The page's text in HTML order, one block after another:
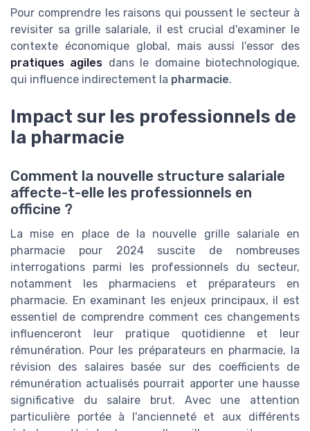
Pour comprendre les raisons qui poussent le secteur à
revisiter sa grille salariale, il est crucial d'examiner le
contexte économique global, mais aussi l'essor des
pratiques agiles dans le domaine biotechnologique,
qui influence indirectement la pharmacie.
Impact sur les professionnels de
la pharmacie
Comment la nouvelle structure salariale
affecte-t-elle les professionnels en
officine ?
La mise en place de la nouvelle grille salariale en
pharmacie pour 2024 suscite de nombreuses
interrogations parmi les professionnels du secteur,
notamment les pharmaciens et préparateurs en
pharmacie. En examinant les enjeux principaux, il est
essentiel de comprendre comment ces changements
influenceront leur pratique quotidienne et leur
rémunération. Pour les préparateurs en pharmacie, la
révision des salaires basée sur des coefficients de
rémunération actualisés pourrait apporter une hausse
significative du salaire brut. Avec une attention
particulière portée à l'ancienneté et aux différents